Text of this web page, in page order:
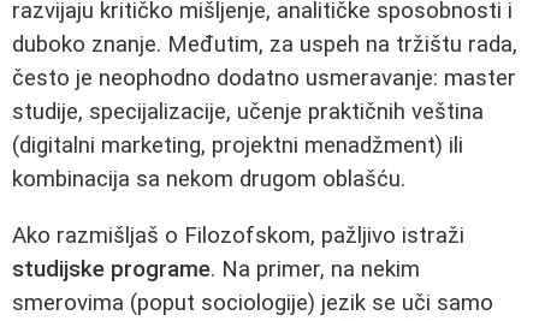
razvijaju kritičko mišljenje, analitičke sposobnosti i
duboko znanje. Međutim, za uspeh na tržištu rada,
često je neophodno dodatno usmeravanje: master
studije, specijalizacije, učenje praktičnih veština
(digitalni marketing, projektni menadžment) ili
kombinacija sa nekom drugom oblašću.
Ako razmišljaš o Filozofskom, pažljivo istraži
studijske programe. Na primer, na nekim
smerovima (poput sociologije) jezik se uči samo